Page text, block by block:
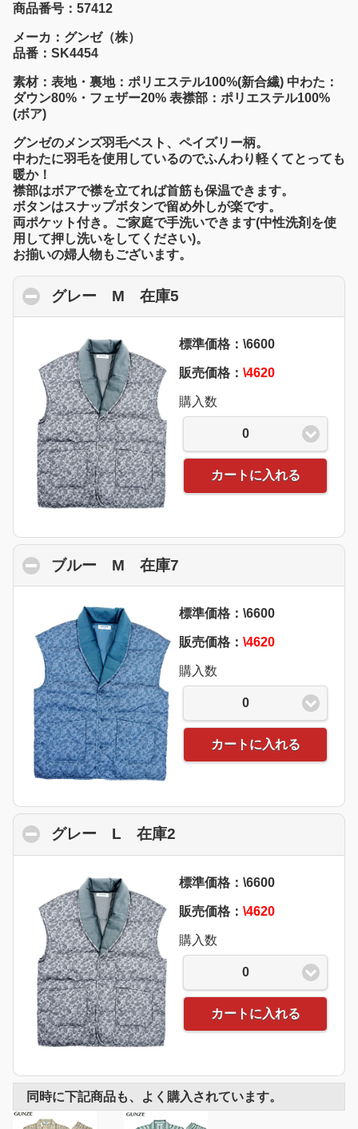
商品番号：57412
メーカ：グンゼ（株）
品番：SK4454
素材：表地・裏地：ポリエステル100%(新合繊) 中わた：
ダウン80%・フェザー20% 表襟部：ポリエステル100%
(ボア)
グンゼのメンズ羽毛ベスト、ペイズリー柄。
中わたに羽毛を使用しているのでふんわり軽くてとっても
暖か！
襟部はボアで襟を立てれば首筋も保温できます。
ボタンはスナップボタンで留め外しが楽です。
両ポケット付き。ご家庭で手洗いできます(中性洗剤を使
用して押し洗いをしてください)。
お揃いの婦人物もございます。
グレー M 在庫5
標準価格：\6600
販売価格： \4620
購入数
0
カートに入れる
ブルー M 在庫7
標準価格：\6600
販売価格： \4620
購入数
0
カートに入れる
グレー L 在庫2
標準価格：\6600
販売価格： \4620
購入数
0
カートに入れる
同時に下記商品も、よく購入されています。